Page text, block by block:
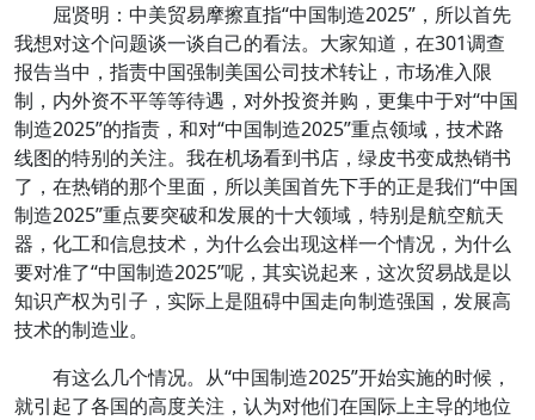
屈贤明：中美贸易摩擦直指“中国制造2025”，所以首先
我想对这个问题谈一谈自己的看法。大家知道，在301调查
报告当中，指责中国强制美国公司技术转让，市场准入限
制，内外资不平等等待遇，对外投资并购，更集中于对“中国
制造2025”的指责，和对“中国制造2025”重点领域，技术路
线图的特别的关注。我在机场看到书店，绿皮书变成热销书
了，在热销的那个里面，所以美国首先下手的正是我们“中国
制造2025”重点要突破和发展的十大领域，特别是航空航天
器，化工和信息技术，为什么会出现这样一个情况，为什么
要对准了“中国制造2025”呢，其实说起来，这次贸易战是以
知识产权为引子，实际上是阻碍中国走向制造强国，发展高
技术的制造业。
有这么几个情况。从“中国制造2025”开始实施的时候，
就引起了各国的高度关注，认为对他们在国际上主导的地位